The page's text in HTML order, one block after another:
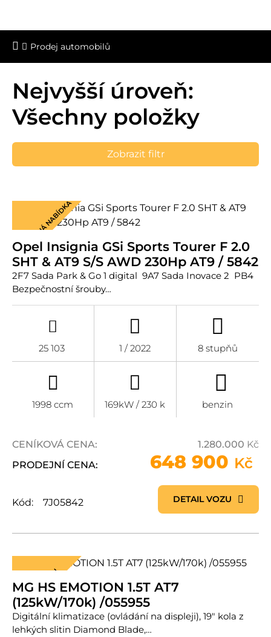
Prodej automobilů
Nejvyšší úroveň:
Všechny položky
Zobrazit filtr
MIMOŘÁDNÁ NABÍDKA
Opel Insignia GSi Sports Tourer F 2.0
SHT & AT9 S/S AWD 230Hp AT9 / 5842
2F7 Sada Park & Go 1 digital 9A7 Sada Inovace 2 PB4
Bezpečnostní šrouby…
25 103 1 / 2022 8 stupňů
1998 ccm 169kW / 230 k benzin
CENÍKOVÁ CENA: 1.280.000 Kč
PRODEJNÍ CENA:
648 900 Kč
Kód: 7J05842 DETAIL VOZU
CENA V AKCI
MG HS EMOTION 1.5T AT7
(125kW/170k) /055955
Digitální klimatizace (ovládání na displeji), 19" kola z
lehkých slitin Diamond Blade,…